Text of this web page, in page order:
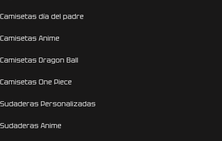
Camisetas día del padre
Camisetas Anime
Camisetas Dragon Ball
Camisetas One Piece
Sudaderas Personalizadas
Sudaderas Anime